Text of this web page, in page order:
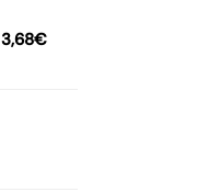
3,68€